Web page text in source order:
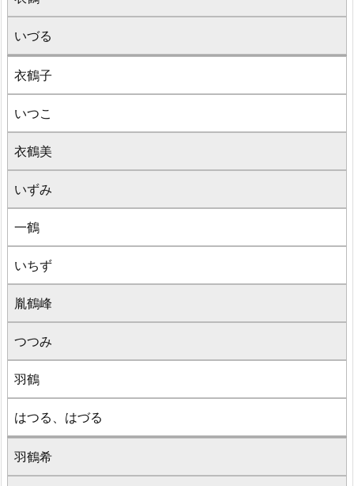
いづる
衣鶴子
いつこ
衣鶴美
いずみ
一鶴
いちず
胤鶴峰
つつみ
羽鶴
はつる、はづる
羽鶴希